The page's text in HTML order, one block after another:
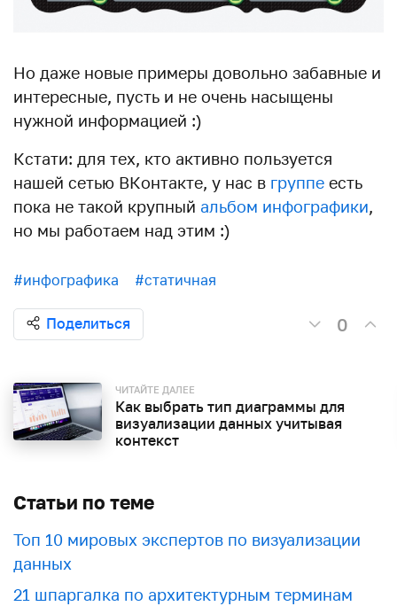
Но даже новые примеры довольно забавные и
интересные, пусть и не очень насыщены
нужной информацией :)
Кстати: для тех, кто активно пользуется
нашей сетью ВКонтакте, у нас в группе есть
пока не такой крупный альбом инфографики,
но мы работаем над этим :)
#инфографика #статичная
Поделиться 0
ЧИТАЙТЕ ДАЛЕЕ
Как выбрать тип диаграммы для
визуализации данных учитывая
контекст
Статьи по теме
Топ 10 мировых экспертов по визуализации
данных
21 шпаргалка по архитектурным терминам